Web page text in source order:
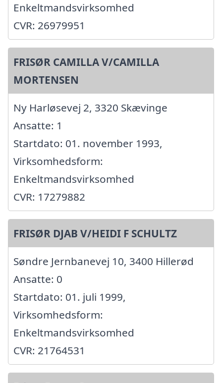
Enkeltmandsvirksomhed
CVR: 26979951
FRISØR CAMILLA V/CAMILLA
MORTENSEN
Ny Harløsevej 2, 3320 Skævinge
Ansatte: 1
Startdato: 01. november 1993,
Virksomhedsform:
Enkeltmandsvirksomhed
CVR: 17279882
FRISØR DJAB V/HEIDI F SCHULTZ
Søndre Jernbanevej 10, 3400 Hillerød
Ansatte: 0
Startdato: 01. juli 1999,
Virksomhedsform:
Enkeltmandsvirksomhed
CVR: 21764531